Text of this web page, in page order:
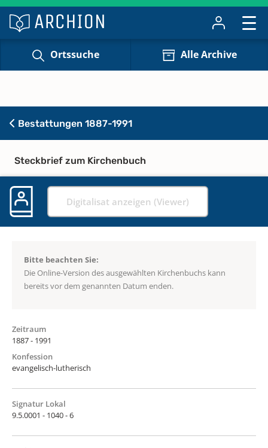
Ortssuche Alle Archive
Bestattungen 1887-1991
Steckbrief zum Kirchenbuch
Digitalisat anzeigen (Viewer)
Bitte beachten Sie:
Die Online-Version des ausgewählten Kirchenbuchs kann
bereits vor dem genannten Datum enden.
Zeitraum
1887 - 1991
Konfession
evangelisch-lutherisch
Signatur Lokal
9.5.0001 - 1040 - 6